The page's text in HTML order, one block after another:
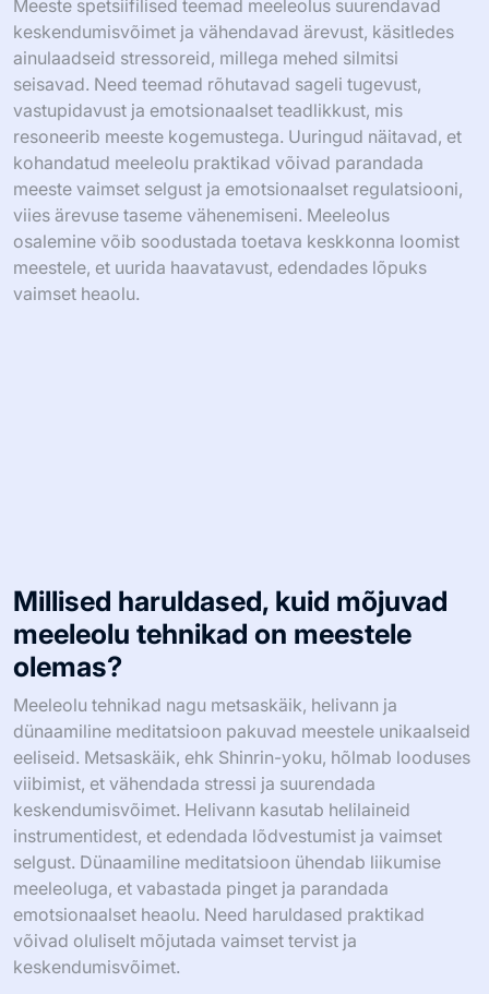
Meeste spetsiifilised teemad meeleolus suurendavad
keskendumisvõimet ja vähendavad ärevust, käsitledes
ainulaadseid stressoreid, millega mehed silmitsi
seisavad. Need teemad rõhutavad sageli tugevust,
vastupidavust ja emotsionaalset teadlikkust, mis
resoneerib meeste kogemustega. Uuringud näitavad, et
kohandatud meeleolu praktikad võivad parandada
meeste vaimset selgust ja emotsionaalset regulatsiooni,
viies ärevuse taseme vähenemiseni. Meeleolus
osalemine võib soodustada toetava keskkonna loomist
meestele, et uurida haavatavust, edendades lõpuks
vaimset heaolu.
Millised haruldased, kuid mõjuvad
meeleolu tehnikad on meestele
olemas?
Meeleolu tehnikad nagu metsaskäik, helivann ja
dünaamiline meditatsioon pakuvad meestele unikaalseid
eeliseid. Metsaskäik, ehk Shinrin-yoku, hõlmab looduses
viibimist, et vähendada stressi ja suurendada
keskendumisvõimet. Helivann kasutab helilaineid
instrumentidest, et edendada lõdvestumist ja vaimset
selgust. Dünaamiline meditatsioon ühendab liikumise
meeleoluga, et vabastada pinget ja parandada
emotsionaalset heaolu. Need haruldased praktikad
võivad oluliselt mõjutada vaimset tervist ja
keskendumisvõimet.